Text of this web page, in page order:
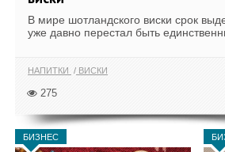
В мире шотландского виски срок
уже давно перестал быть
НАПИТКИ ВИСКИ
275
БИЗНЕС